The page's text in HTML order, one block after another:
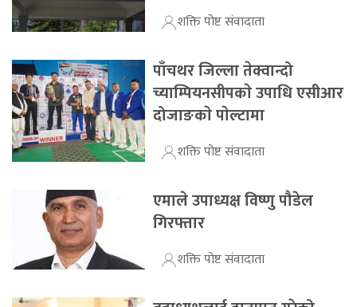
शक्ति पोष्ट संवादाता
पाँचथर जिल्ला तेक्वान्दो
च्याम्पियनसीपकाे उपाधि एसीआर
दोजाङकाे पाेल्टामा
शक्ति पोष्ट संवादाता
एमाले उपाध्यक्ष विष्णु पौडेल
गिरफ्तार
शक्ति पोष्ट संवादाता